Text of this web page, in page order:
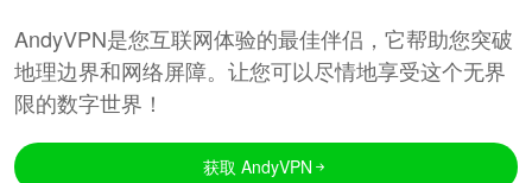
AndyVPN是您互联网体验的最佳伴侣，它帮助您突破
地理边界和网络屏障。让您可以尽情地享受这个无界
限的数字世界！
获取 AndyVPN